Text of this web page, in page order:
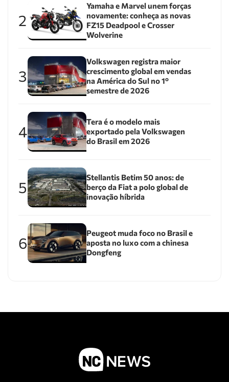
2
Yamaha e Marvel unem forças
novamente: conheça as novas
FZ15 Deadpool e Crosser
Wolverine
3
Volkswagen registra maior
crescimento global em vendas
na América do Sul no 1º
semestre de 2026
4
Tera é o modelo mais
exportado pela Volkswagen
do Brasil em 2026
5
Stellantis Betim 50 anos: de
berço da Fiat a polo global de
inovação híbrida
6
Peugeot muda foco no Brasil e
aposta no luxo com a chinesa
Dongfeng